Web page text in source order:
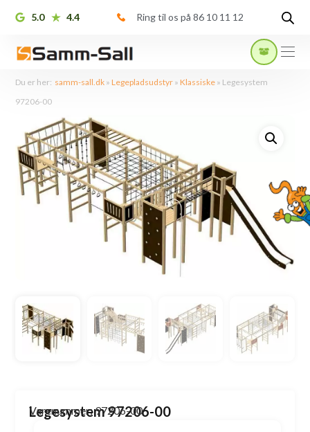
5.0 4.4 Ring til os på 86 10 11 12
Du er her: samm-sall.dk »Legepladsudstyr »Klassiske » Legesystem
97206-00
Legesystem 97206-00
Varenummer: 97206-00